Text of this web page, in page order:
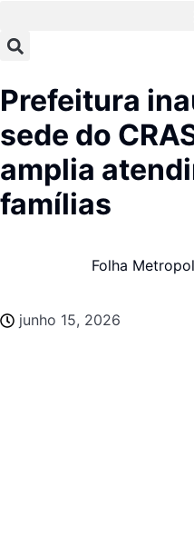
Prefeitura
sede do
amplia
famílias
Folha
junho 15, 2026